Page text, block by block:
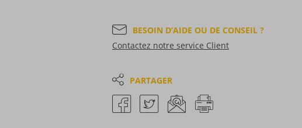
BESOIN D’AIDE OU DE CONSEIL ?
Contactez notre service Client
PARTAGER